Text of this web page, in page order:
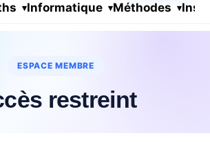
Informatique Méthodes
ESPACE MEMBRE
restreint